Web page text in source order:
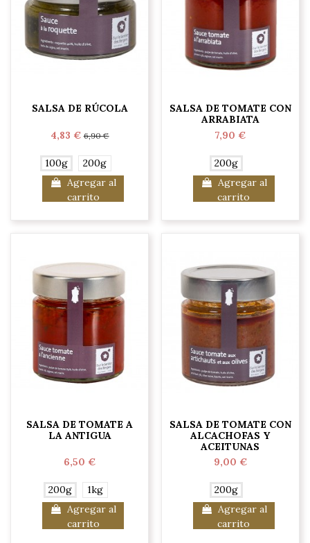
SALSA DE RÚCOLA
4,83 € 6,90 €
100g
200g
Agregar al
carrito
SALSA DE TOMATE CON
ARRABIATA
7,90 €
200g
Agregar al
carrito
SALSA DE TOMATE A
LA ANTIGUA
6,50 €
200g
1kg
Agregar al
carrito
SALSA DE TOMATE CON
ALCACHOFAS Y
ACEITUNAS
9,00 €
200g
Agregar al
carrito